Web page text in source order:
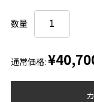
数量
通常価格: